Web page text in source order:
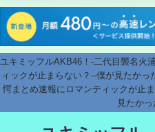
ユキミッフルAKB46！-二代目襲名火
ィックが止まらない？--僕が見たか
愕まとめ速報にロマンティックが止
見たか